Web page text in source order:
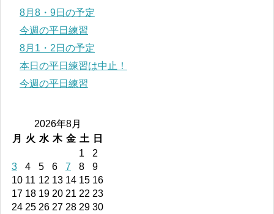
8月8・9日の予定
今週の平日練習
8月1・2日の予定
本日の平日練習は中止！
今週の平日練習
2026年8月
月
火 水 木 金 土
日
1
2
3
4 5 6 7 8
9
10 11 12 13 14 15 16
17 18 19 20 21 22 23
24 25 26 27 28 29 30